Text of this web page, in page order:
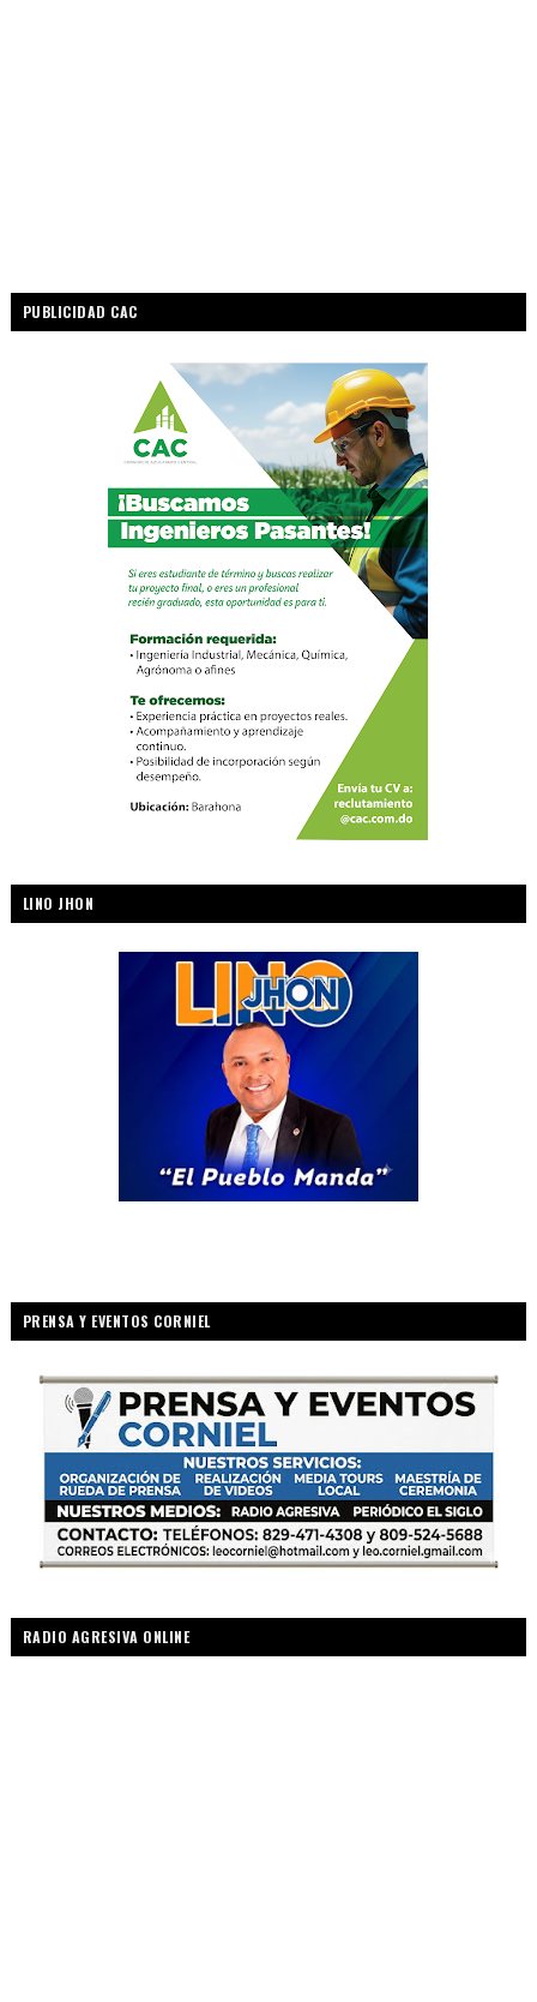
PUBLICIDAD CAC
LINO JHON
PRENSA Y EVENTOS CORNIEL
RADIO AGRESIVA ONLINE